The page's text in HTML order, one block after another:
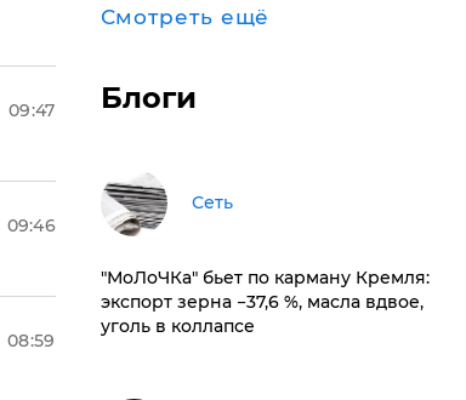
09:47
09:46
08:59
Смотреть ещё
Блоги
Сеть
​"МоЛоЧКа" бьет по карману Кремля:
экспорт зерна −37,6 %, масла вдвое,
уголь в коллапсе